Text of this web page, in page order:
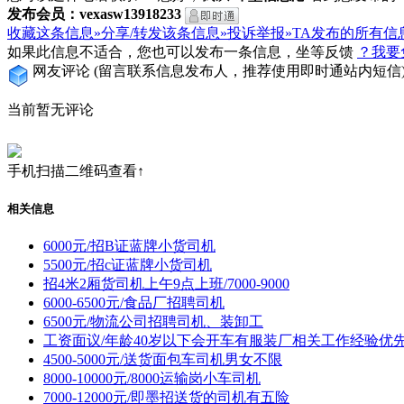
发布会员：vexasw13918233
收藏这条信息»分享/转发该条信息»投诉举报»TA发布的所有信
如果此信息不适合，您也可以发布一条信息，坐等反馈 ？我
网友评论 (留言联系信息发布人，推荐使用即时通站内短信
当前暂无评论
手机扫描二维码查看↑
相关信息
6000元/招B证蓝牌小货司机
5500元/招c证蓝牌小货司机
招4米2厢货司机上午9点上班/7000-9000
6000-6500元/食品厂招聘司机
6500元/物流公司招聘司机、装卸工
工资面议/年龄40岁以下会开车有服装厂相关工作经验优
4500-5000元/送货面包车司机男女不限
8000-10000元/8000运输岗小车司机
7000-12000元/即墨招送货的司机有五险